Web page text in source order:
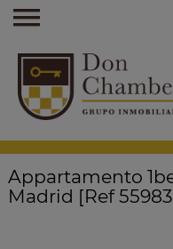
Appartamento
Madrid [Ref